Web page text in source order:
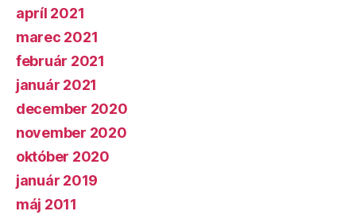
apríl 2021
marec 2021
február 2021
január 2021
december 2020
november 2020
október 2020
január 2019
máj 2011